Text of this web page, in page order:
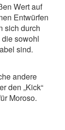
Wert auf
Entwürfen
sich durch
sowohl
sind.
andere
den „Kick“
Moroso.